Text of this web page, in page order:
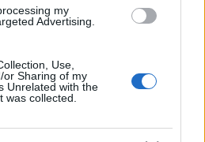
my
Advertising.
Use,
or Sharing of my
Unrelated with the
was collected.
poengene i Ski Classics
Vasaloppet helgen etter er
mars, kjøres Grand
90 kilometer.